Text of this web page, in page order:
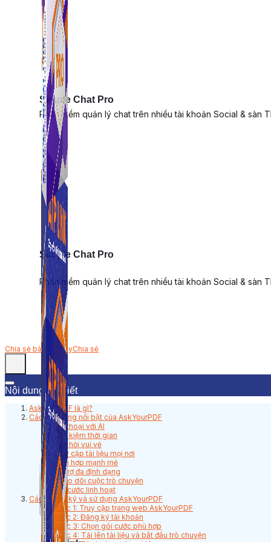
Simple Chat Pro
Phần mềm quản lý chat trên nhiều tài khoản Social & sàn
Simple Chat Pro
Phần mềm quản lý chat trên nhiều tài khoản Social & sàn
Chia sẻ bài viết nàyChia sẻ
Nội dung bài viết
AskYourPDF là gì?
Các tính năng nổi bật của AskYourPDF
Hội thoại với AI
Tiết kiệm thời gian
Học hỏi vui vẻ
Truy cập tài liệu mọi nơi
Tích hợp mạnh mẽ
Hỗ trợ đa định dạng
Theo dõi cuộc trò chuyện
Gói cước linh hoạt
Cách đăng ký và sử dụng AskYourPDF
Bước 1: Truy cập trang web AskYourPDF
Bước 2: Đăng ký tài khoản
Bước 3: Chọn gói cước phù hợp
Bước 4: Tải lên tài liệu và bắt đầu trò chuyện